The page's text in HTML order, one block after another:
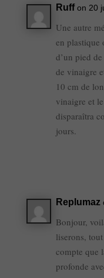
Ruff on 20
Une autre
en plastique
d’un pied
de vinaigre
10 cm de
vinaigre et
disparaîtra
jours.
Replumaz
Bonjour,
liserons,
compte que
profonde